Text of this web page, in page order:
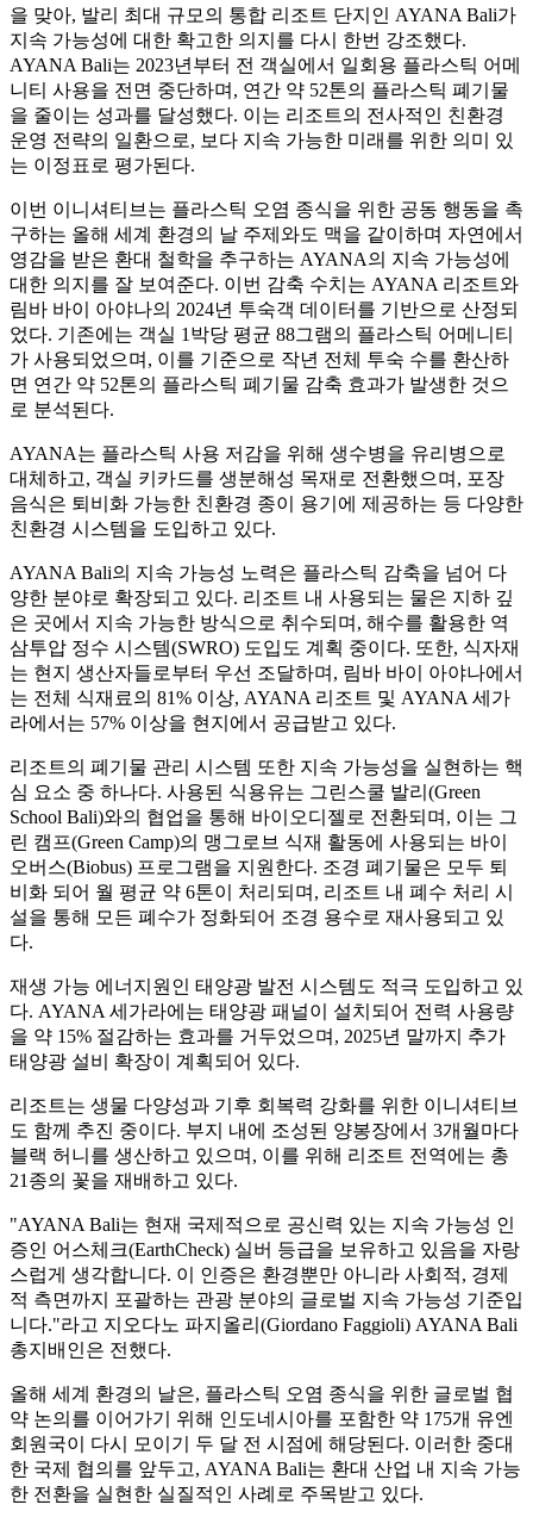
을 맞아, 발리 최대 규모의 통합 리조트 단지인 AYANA Bali가
지속 가능성에 대한 확고한 의지를 다시 한번 강조했다.
AYANA Bali는 2023년부터 전 객실에서 일회용 플라스틱 어메
니티 사용을 전면 중단하며, 연간 약 52톤의 플라스틱 폐기물
을 줄이는 성과를 달성했다. 이는 리조트의 전사적인 친환경
운영 전략의 일환으로, 보다 지속 가능한 미래를 위한 의미 있
는 이정표로 평가된다.
이번 이니셔티브는 플라스틱 오염 종식을 위한 공동 행동을 촉
구하는 올해 세계 환경의 날 주제와도 맥을 같이하며 자연에서
영감을 받은 환대 철학을 추구하는 AYANA의 지속 가능성에
대한 의지를 잘 보여준다. 이번 감축 수치는 AYANA 리조트와
림바 바이 아야나의 2024년 투숙객 데이터를 기반으로 산정되
었다. 기존에는 객실 1박당 평균 88그램의 플라스틱 어메니티
가 사용되었으며, 이를 기준으로 작년 전체 투숙 수를 환산하
면 연간 약 52톤의 플라스틱 폐기물 감축 효과가 발생한 것으
로 분석된다.
AYANA는 플라스틱 사용 저감을 위해 생수병을 유리병으로
대체하고, 객실 키카드를 생분해성 목재로 전환했으며, 포장
음식은 퇴비화 가능한 친환경 종이 용기에 제공하는 등 다양한
친환경 시스템을 도입하고 있다.
AYANA Bali의 지속 가능성 노력은 플라스틱 감축을 넘어 다
양한 분야로 확장되고 있다. 리조트 내 사용되는 물은 지하 깊
은 곳에서 지속 가능한 방식으로 취수되며, 해수를 활용한 역
삼투압 정수 시스템(SWRO) 도입도 계획 중이다. 또한, 식자재
는 현지 생산자들로부터 우선 조달하며, 림바 바이 아야나에서
는 전체 식재료의 81% 이상, AYANA 리조트 및 AYANA 세가
라에서는 57% 이상을 현지에서 공급받고 있다.
리조트의 폐기물 관리 시스템 또한 지속 가능성을 실현하는 핵
심 요소 중 하나다. 사용된 식용유는 그린스쿨 발리(Green
School Bali)와의 협업을 통해 바이오디젤로 전환되며, 이는 그
린 캠프(Green Camp)의 맹그로브 식재 활동에 사용되는 바이
오버스(Biobus) 프로그램을 지원한다. 조경 폐기물은 모두 퇴
비화 되어 월 평균 약 6톤이 처리되며, 리조트 내 폐수 처리 시
설을 통해 모든 폐수가 정화되어 조경 용수로 재사용되고 있
다.
재생 가능 에너지원인 태양광 발전 시스템도 적극 도입하고 있
다. AYANA 세가라에는 태양광 패널이 설치되어 전력 사용량
을 약 15% 절감하는 효과를 거두었으며, 2025년 말까지 추가
태양광 설비 확장이 계획되어 있다.
리조트는 생물 다양성과 기후 회복력 강화를 위한 이니셔티브
도 함께 추진 중이다. 부지 내에 조성된 양봉장에서 3개월마다
블랙 허니를 생산하고 있으며, 이를 위해 리조트 전역에는 총
21종의 꽃을 재배하고 있다.
"AYANA Bali는 현재 국제적으로 공신력 있는 지속 가능성 인
증인 어스체크(EarthCheck) 실버 등급을 보유하고 있음을 자랑
스럽게 생각합니다. 이 인증은 환경뿐만 아니라 사회적, 경제
적 측면까지 포괄하는 관광 분야의 글로벌 지속 가능성 기준입
니다."라고 지오다노 파지올리(Giordano Faggioli) AYANA Bali
총지배인은 전했다.
올해 세계 환경의 날은, 플라스틱 오염 종식을 위한 글로벌 협
약 논의를 이어가기 위해 인도네시아를 포함한 약 175개 유엔
회원국이 다시 모이기 두 달 전 시점에 해당된다. 이러한 중대
한 국제 협의를 앞두고, AYANA Bali는 환대 산업 내 지속 가능
한 전환을 실현한 실질적인 사례로 주목받고 있다.